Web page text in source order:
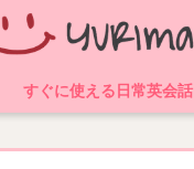
すぐに使える日常英会話